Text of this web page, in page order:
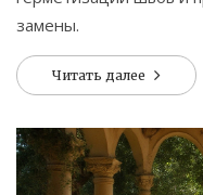
замены.
Читать далее